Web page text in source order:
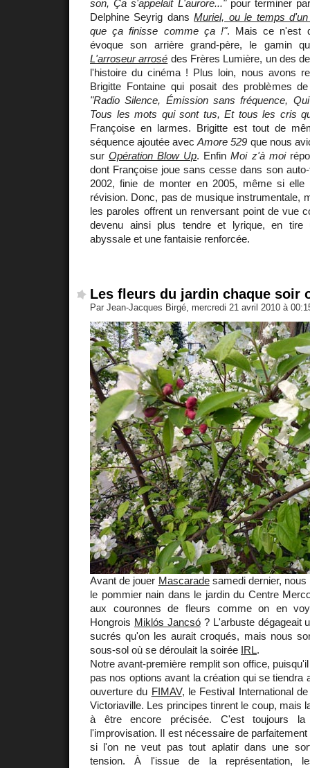
son, Ça s'appelait L'aurore..."pour terminer
Delphine Seyrig dansMuriel, ou le temps
que ça finisse comme ça !". Mais ce n'est
évoque son arrière grand-père, le gamin
L'arroseur arrosé des Frères Lumière, un des
l'histoire du cinéma ! Plus loin, nous avons
Brigitte Fontaine qui posait des problèmes
"Radio Silence, Émission sans fréquence,
Tous les mots qui sont tus, Et tous les cris
Françoise en larmes. Brigitte est tout de
séquence ajoutée avecAmore 529 que nous
surOpération Blow Up. EnfinMoi z'à moi
dont Françoise joue sans cesse dans son
2002, finie de monter en 2005, même si elle
révision. Donc, pas de musique instrumentale,
les paroles offrent un renversant point de vue
devenu ainsi plus tendre et lyrique, en tire
abyssale et une fantaisie renforcée.
Les fleurs du jardin chaque soir
Par Jean-Jacques Birgé, mercredi 21 avril 2010 à
Avant de jouer Mascaradesamedi dernier,
le pommier nain dans le jardin du Centre
aux couronnes de fleurs comme on en
Hongrois Miklós Jancsó? L'arbuste dégageait
sucrés qu'on les aurait croqués, mais nous
sous-sol où se déroulait la soirée IRL.
Notre avant-première remplit son office,
pas nos options avant la création qui se tiendra
ouverture du FIMAV, le Festival International
Victoriaville. Les principes tinrent le coup, mais
à être encore précisée. C'est toujours
l'improvisation. Il est nécessaire de
si l'on ne veut pas tout aplatir dans une
tension. À l'issue de la représentation,